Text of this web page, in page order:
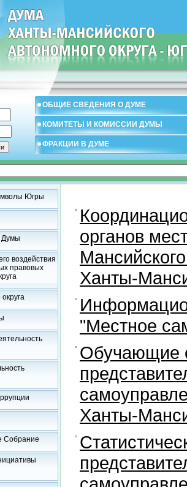
ОБЩИЕ СВЕДЕНИЯ О ДУМЕ
КОМИТЕТЫ И КОМИССИИ ДУМЫ
ФРАКЦИИ В ДУМЕ
Югры
Думы
воздействия
правовых
Собрание
органов
Ханты-
"Местное
Обучающие
Ханты-